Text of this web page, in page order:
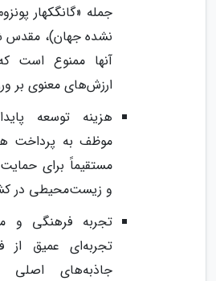
جمله «گانگکهار
نشده جهان)، مقدس
آنها ممنوع است
ارزش‌های معنوی بر
موظف به پرداخت
مستقیماً برای
و زیست‌محیطی در
تجربه فرهنگی و
تجربه‌ای عمیق
جاذبه‌های اصلی